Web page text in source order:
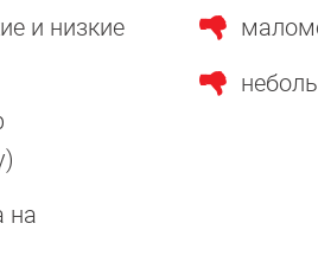
и низкие
на